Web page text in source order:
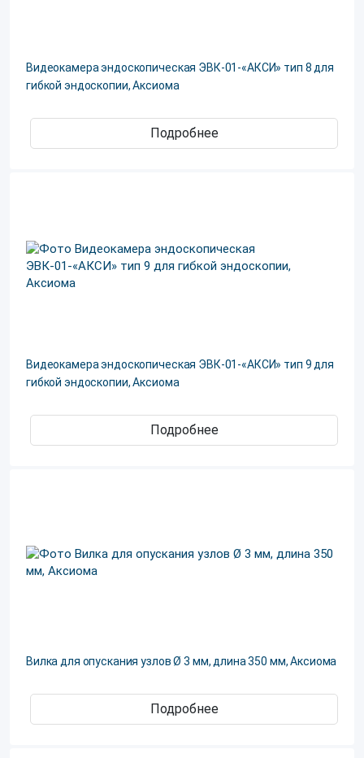
Видеокамера эндоскопическая ЭВК-01-«АКСИ» тип 8 для
гибкой эндоскопии, Аксиома
Подробнее
Видеокамера эндоскопическая ЭВК-01-«АКСИ» тип 9 для
гибкой эндоскопии, Аксиома
Подробнее
Вилка для опускания узлов Ø 3 мм, длина 350 мм, Аксиома
Подробнее